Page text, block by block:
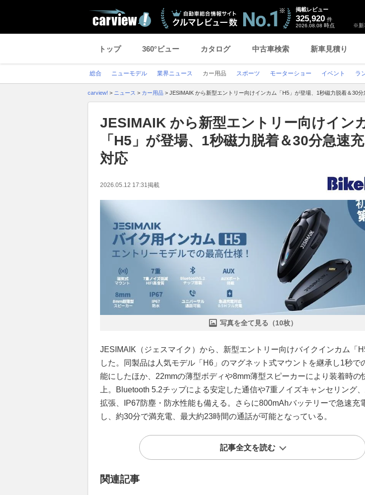
※新
掲載レビュー
325,920 件
2026.08.08 時点
トップ 360°ビュー カタログ 中古車検索 新車見積り
総合 ニューモデル 業界ニュース カー用品 スポーツ モーターショー イベント ラ
carview! > ニュース > カー用品 > JESIMAIK から新型エントリー向けインカム「H5」が登場、1秒磁力脱着＆30
JESIMAIK から新型エントリー向けイン
「H5」が登場、1秒磁力脱着＆30分急速
対応
2026.05.12 17:31 掲載
写真を全て見る（10枚）
JESIMAIK（ジェスマイク）から、新型エントリー向けバイクインカム「
した。同製品は人気モデル「H6」のマグネット式マウントを継承し1秒で
能にしたほか、22mmの薄型ボディや8mm薄型スピーカーにより装着時の
上。Bluetooth 5.2チップによる安定した通信や7重ノイズキャンセリング
拡張、IP67防塵・防水性能も備える。さらに800mAhバッテリーで急速充
し、約30分で満充電、最大約23時間の通話が可能となっている。
記事全文を読む
関連記事